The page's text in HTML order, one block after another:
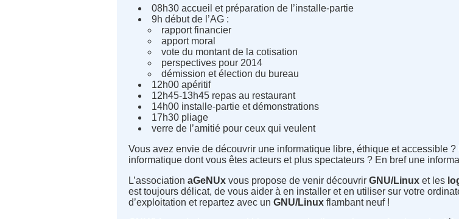
08h30 accueil et préparation de l’installe-partie
9h début de l’AG :
rapport financier
apport moral
vote du montant de la cotisation
perspectives pour 2014
démission et élection du bureau
12h00 apéritif
12h45-13h45 repas au restaurant
14h00 installe-partie et démonstrations
17h30 pliage
verre de l’amitié pour ceux qui veulent
Vous avez envie de découvrir une informatique libre, éthique et accessible
informatique dont vous êtes acteurs et plus spectateurs ? En bref une
L’associationaGeNUx vous propose de venir découvrirGNU/Linux et les
est toujours délicat, de vous aider à en installer et en utiliser sur votre
d’exploitation et repartez avec unGNU/Linux flambant neuf !